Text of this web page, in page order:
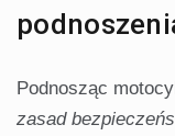
Podnosząc
zasad